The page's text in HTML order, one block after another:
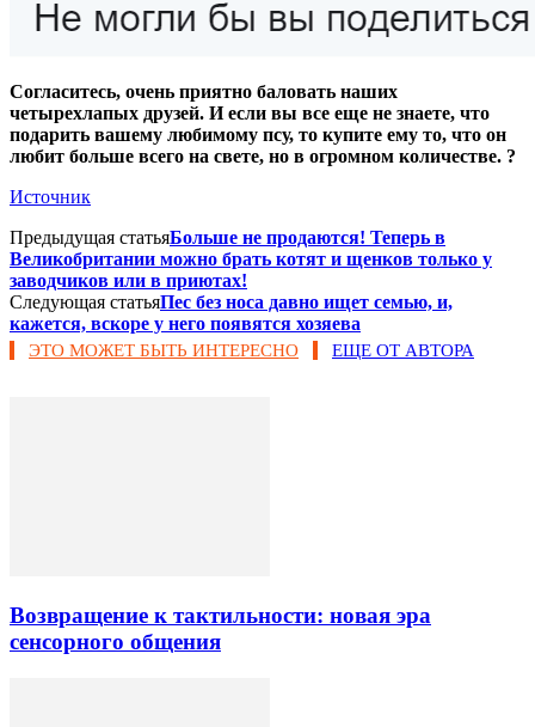
Согласитесь, очень приятно баловать наших
четырехлапых друзей. И если вы все еще не знаете, что
подарить вашему любимому псу, то купите ему то, что он
любит больше всего на свете, но в огромном количестве. ?
Источник
Предыдущая статьяБольше не продаются! Теперь в
Великобритании можно брать котят и щенков только у
заводчиков или в приютах!
Следующая статьяПес без носа давно ищет семью, и,
кажется, вскоре у него появятся хозяева
ЭТО МОЖЕТ БЫТЬ ИНТЕРЕСНО ЕЩЕ ОТ АВТОРА
Возвращение к тактильности: новая эра
сенсорного общения